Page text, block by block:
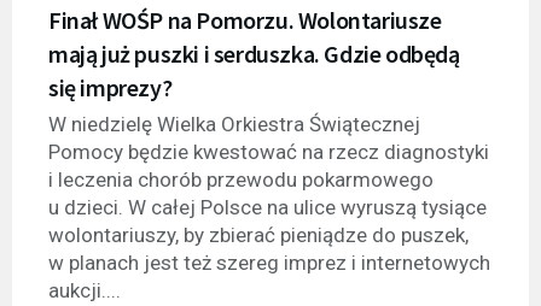
Finał WOŚP na Pomorzu. Wolontariusze
mają już puszki i serduszka. Gdzie odbędą
się imprezy?
W niedzielę Wielka Orkiestra Świątecznej
Pomocy będzie kwestować na rzecz diagnostyki
i leczenia chorób przewodu pokarmowego
u dzieci. W całej Polsce na ulice wyruszą tysiące
wolontariuszy, by zbierać pieniądze do puszek,
w planach jest też szereg imprez i internetowych
aukcji....